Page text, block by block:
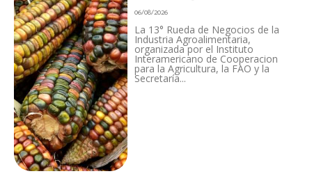
06/08/2026
La 13° Rueda de Negocios de la
Industria Agroalimentaria,
organizada por el Instituto
Interamericano de Cooperacion
para la Agricultura, la FAO y la
Secretaría...